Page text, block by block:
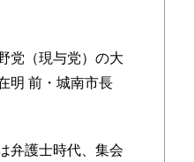
党（現与党）の大
明 前・城南市長
弁護士時代、集会